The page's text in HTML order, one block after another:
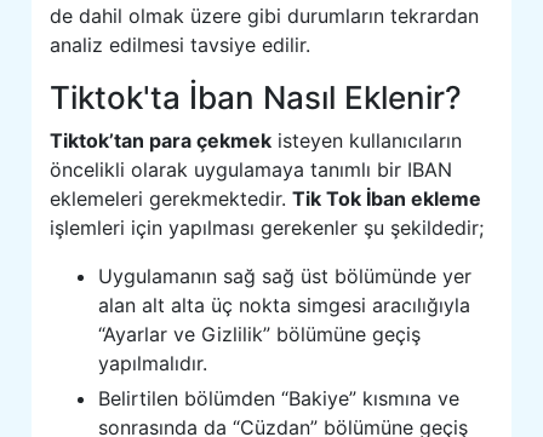
de dahil olmak üzere gibi durumların tekrardan
analiz edilmesi tavsiye edilir.
Tiktok'ta İban Nasıl Eklenir?
Tiktok’tan para çekmek isteyen kullanıcıların
öncelikli olarak uygulamaya tanımlı bir IBAN
eklemeleri gerekmektedir.Tik Tok İban ekleme
işlemleri için yapılması gerekenler şu şekildedir;
Uygulamanın sağ sağ üst bölümünde yer
alan alt alta üç nokta simgesi aracılığıyla
“Ayarlar ve Gizlilik” bölümüne geçiş
yapılmalıdır.
Belirtilen bölümden “Bakiye” kısmına ve
sonrasında da “Cüzdan” bölümüne geçiş